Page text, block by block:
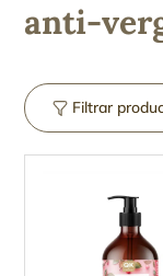
anti-
Filtrar